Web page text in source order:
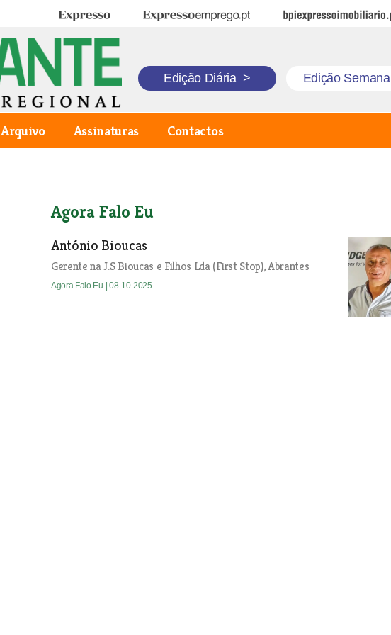
Expresso Expresso Emprego BPI Expresso Imobiliário
Edição Diária > Edição Semanal
Arquivo Assinaturas Contactos
Agora Falo Eu
António Bioucas
Gerente na J.S Bioucas e Filhos Lda (First Stop), Abrantes
Agora Falo Eu | 08-10-2025